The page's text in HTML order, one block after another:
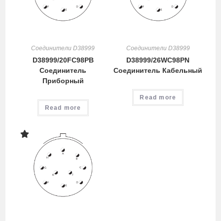
Соединители D38999
D38999/20FC98PB
Соединитель
Приборный
Read more
Соединители D38999
D38999/26WC98PN
Соединитель Кабельный
Read more